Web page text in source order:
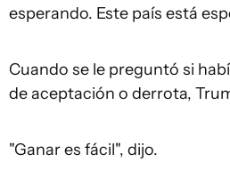
esperando. Este país está
Cuando se le preguntó si
de aceptación o derrota,
"Ganar es fácil", dijo.